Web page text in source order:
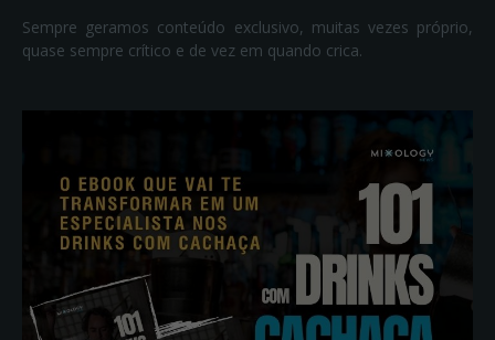
Sempre geramos conteúdo exclusivo, muitas vezes próprio,
quase sempre crítico e de vez em quando crica.